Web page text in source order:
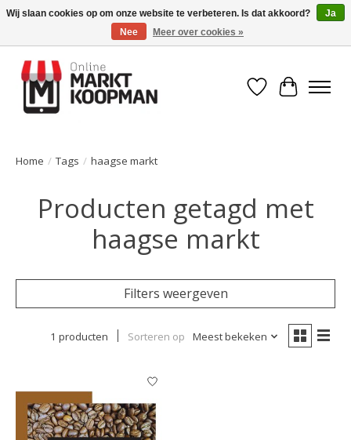
Voor 15:00 besteld, morgen in huis!
Verlanglijst
Home / Tags / haagse markt
Producten getagd met
haagse markt
Filters weergeven
1 producten Sorteren op Meest bekeken
Wij slaan cookies op om onze website te verbeteren. Is dat akkoord?
Ja
Nee
Meer over cookies »